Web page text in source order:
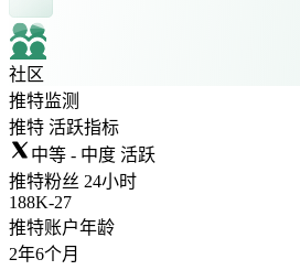
社区
推特监测
推特 活跃指标
中等 - 中度 活跃
推特粉丝 24小时
188K-27
推特账户年龄
2年6个月